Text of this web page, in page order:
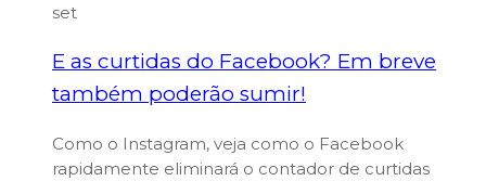
set
E as curtidas do Facebook? Em breve
também poderão sumir!
Como o Instagram, veja como o Facebook
rapidamente eliminará o contador de curtidas